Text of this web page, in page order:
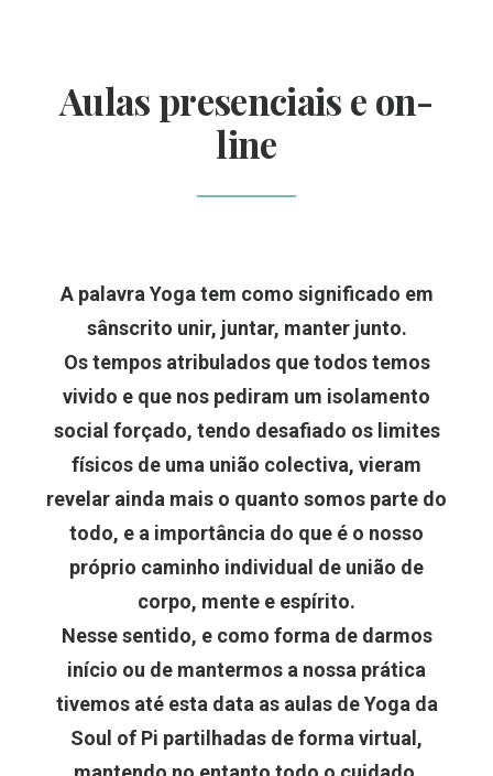
Aulas presenciais e on-
line
A palavra Yoga tem como significado em
sânscrito unir, juntar, manter junto.
Os tempos atribulados que todos temos
vivido e que nos pediram um isolamento
social forçado, tendo desafiado os limites
físicos de uma união colectiva, vieram
revelar ainda mais o quanto somos parte do
todo, e a importância do que é o nosso
próprio caminho individual de união de
corpo, mente e espírito.
Nesse sentido, e como forma de darmos
início ou de mantermos a nossa prática
tivemos até esta data as aulas de Yoga da
Soul of Pi partilhadas de forma virtual,